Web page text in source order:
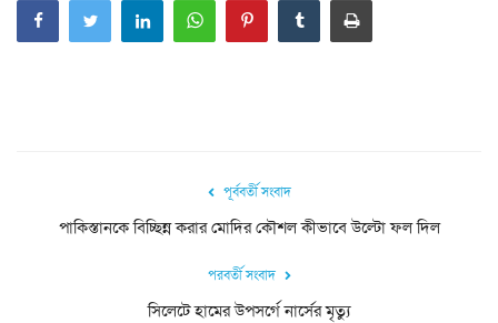
পূর্ববর্তী সংবাদ
পাকিস্তানকে বিচ্ছিন্ন করার মোদির কৌশল কীভাবে উল্টো ফল দিল
পরবর্তী সংবাদ
সিলেটে হামের উপসর্গে নার্সের মৃত্যু